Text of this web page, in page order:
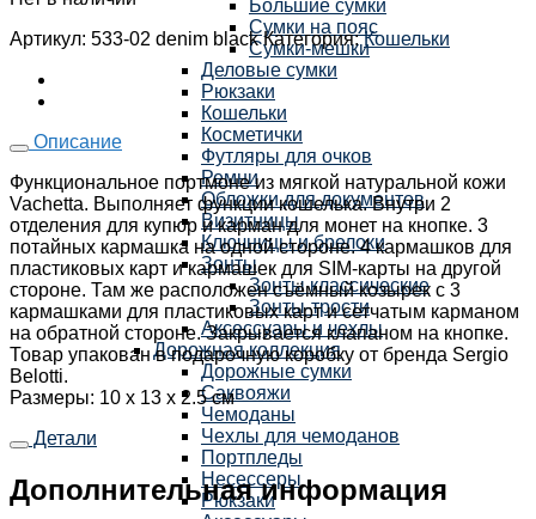
Большие сумки
Сумки на пояс
Сумки-мешки
Деловые сумки
Рюкзаки
Кошельки
Косметички
Футляры для очков
Ремни
Обложки для документов
Визитницы
Ключницы и брелоки
Зонты
Зонты классические
Зонты-трости
Аксессуары и чехлы
Дорожная коллекция
Дорожные сумки
Саквояжи
Чемоданы
Чехлы для чемоданов
Портпледы
Несессеры
Рюкзаки
Артикул: 533-02 denim black Категория:Кошельки
Описание
Функциональное портмоне из мягкой натуральной кожи
Vachetta. Выполняет функции кошелька. Внутри 2
отделения для купюр и карман для монет на кнопке. 3
потайных кармашка на одной стороне. 4 кармашков для
пластиковых карт и кармашек для SIM-карты на другой
стороне. Там же расположен съёмный козырек с 3
кармашками для пластиковых карт и сетчатым карманом
на обратной стороне. Закрывается клапаном на кнопке.
Товар упакован в подарочную коробку от бренда Sergio
Belotti.
Размеры: 10 х 13 х 2.5 см
Детали
Дополнительная информация